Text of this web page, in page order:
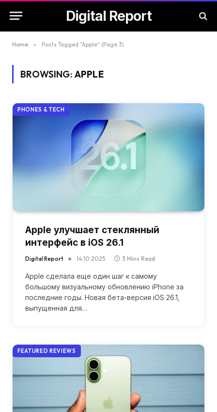
Digital Report
Home » Posts Tagged "Apple" (Page 3)
BROWSING: APPLE
PHONES & TECH
Apple улучшает стеклянный
интерфейс в iOS 26.1
Digital Report 14.10.2025 3 Mins Read
Apple сделала еще один шаг к самому
большому визуальному обновлению iPhone за
последние годы. Новая бета-версия iOS 26.1,
выпущенная для…
FEATURED REVIEWS